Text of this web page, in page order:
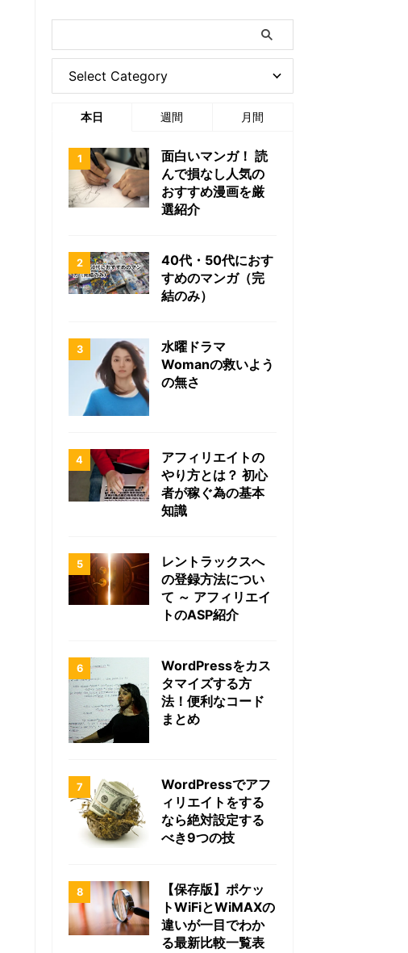
本日 週間 月間
面白いマンガ！ 読
んで損なし人気の
おすすめ漫画を厳
選紹介
40代・50代におす
すめのマンガ（完
結のみ）
水曜ドラマ
Womanの救いよう
の無さ
アフィリエイトの
やり方とは？ 初心
者が稼ぐ為の基本
知識
レントラックスへ
の登録方法につい
て ～ アフィリエイ
トのASP紹介
WordPressをカス
タマイズする方
法！便利なコード
まとめ
WordPressでアフ
ィリエイトをする
なら絶対設定する
べき9つの技
【保存版】ポケッ
トWiFiとWiMAXの
違いが一目でわか
る最新比較一覧表